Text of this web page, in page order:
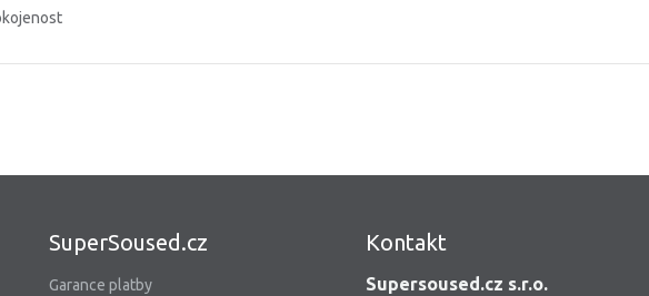
SuperSoused.cz
Garance platby
Kontakt
Supersoused.cz s.r.o.